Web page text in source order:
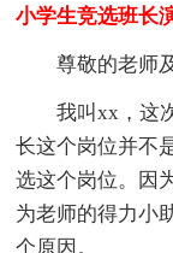
小学生竞选班长
尊敬的老师
我叫xx，这
长这个岗位并不
选这个岗位。因
为老师的得力小
个原因。